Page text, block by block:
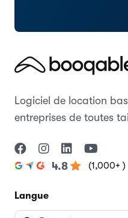
Logiciel de location
entreprises de toutes
4.8 (1,000+ )
Langue